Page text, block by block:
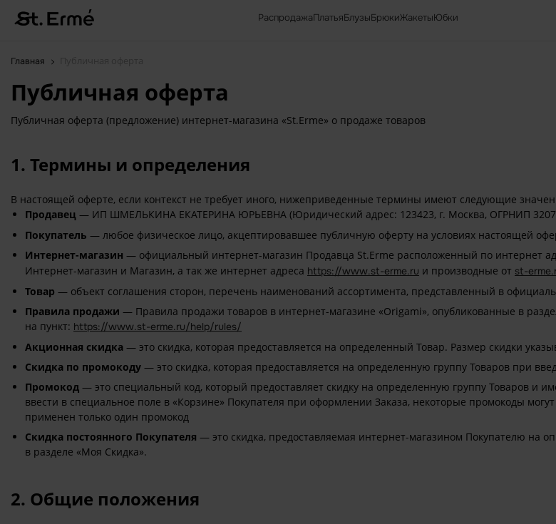
РаспродажаПлатьяБлузыБрюкиЖакетыЮбки
Главная
Публичная оферта
Публичная оферта (предложение) интернет-магазина «St.Erme» о продаже товаров
1. Термины и определения
В настоящей оферте, если контекст не требует иного, нижеприведенные термины имеют следующие
Продавец — ИП ШМЕЛЬКИНА ЕКАТЕРИНА ЮРЬЕВНА (Юридический адрес: 123423, г. Москва, ОГРНИП
Покупатель — любое физическое лицо, акцептировавшее публичную оферту на условиях настоящей
Интернет-магазин — официальный интернет-магазин Продавца St.Erme расположенный по интернет
Интернет-магазин и Магазин, а так же интернет адреса https://www.st-erme.ru и производные от st-
Товар — объект соглашения сторон, перечень наименований ассортимента, представленный в
Правила продажи — Правила продажи товаров в интернет-магазине «Origami», опубликованные в
на пункт: https://www.st-erme.ru/help/rules/
Акционная скидка — это скидка, которая предоставляется на определенный Товар. Размер скидки
Скидка по промокоду — это скидка, которая предоставляется на определенную группу Товаров при
Промокод — это специальный код, который предоставляет скидку на определенную группу Товаров и
ввести в специальное поле в «Корзине» Покупателя при оформлении Заказа, некоторые промокоды
применен только один промокод
Скидка постоянного Покупателя — это скидка, предоставляемая интернет-магазином Покупателю на
в разделе «Моя Скидка».
2. Общие положения